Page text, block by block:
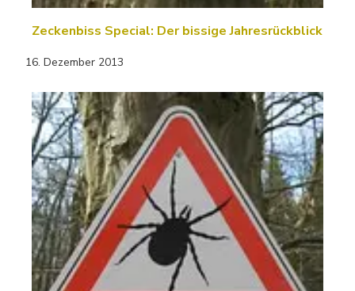
Zeckenbiss Special: Der bissige Jahresrückblick
16. Dezember 2013